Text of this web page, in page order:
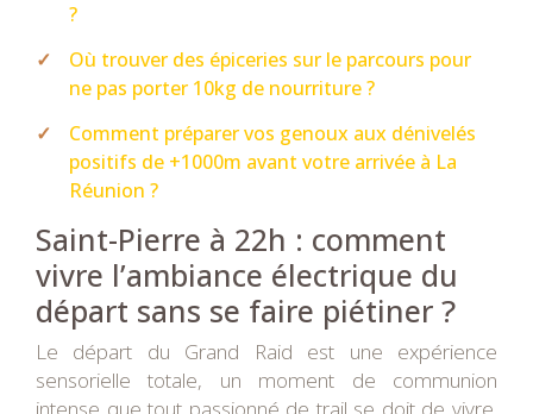
?
Où trouver des épiceries sur le parcours pour
ne pas porter 10kg de nourriture ?
Comment préparer vos genoux aux dénivelés
positifs de +1000m avant votre arrivée à La
Réunion ?
Saint-Pierre à 22h : comment
vivre l’ambiance électrique du
départ sans se faire piétiner ?
Le départ du Grand Raid est une expérience
sensorielle totale, un moment de communion